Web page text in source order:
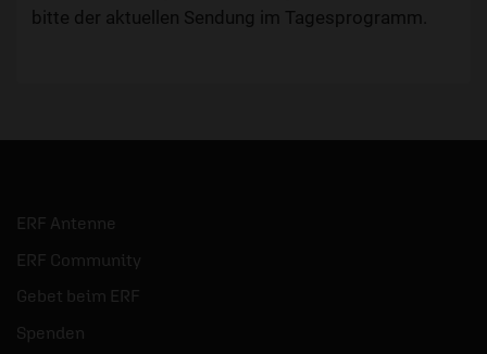
bitte der aktuellen Sendung im Tagesprogramm.
ERF Antenne
ERF Community
Gebet beim ERF
Spenden